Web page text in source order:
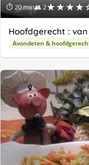
⏱ 20 min👥 2
Hoofdgerecht :
Avondeten &